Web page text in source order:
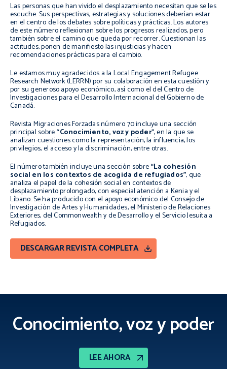
Las personas que han vivido el desplazamiento necesitan que se les
escuche. Sus perspectivas, estrategias y soluciones deberían estar
en el centro de los debates sobre políticas y prácticas. Los autores
de este número reflexionan sobre los progresos realizados, pero
también sobre el camino que queda por recorrer. Cuestionan las
actitudes, ponen de manifiesto las injusticias y hacen
recomendaciones prácticas para el cambio.
Le estamos muy agradecidos a la Local Engagement Refugee
Research Network (LERRN) por su colaboración en esta cuestión y
por su generoso apoyo económico, así como el del Centro de
Investigaciones para el Desarrollo Internacional del Gobierno de
Canadá.
Revista Migraciones Forzadas número 70 incluye una sección
principal sobre“Conocimiento, voz y poder”, en la que se
analizan cuestiones como la representación, la influencia, los
privilegios, el acceso y la discriminación, entre otras.
El número también incluye una sección sobre“La cohesión
social en los contextos de acogida de refugiados”, que
analiza el papel de la cohesión social en contextos de
desplazamiento prolongado, con especial atención a Kenia y el
Líbano. Se ha producido con el apoyo económico del Consejo de
Investigación de Artes y Humanidades, el Ministerio de Relaciones
Exteriores, del Commonwealth y de Desarrollo y el Servicio Jesuita a
Refugiados.
DESCARGAR REVISTA COMPLETA
Conocimiento, voz y poder
LEE AHORA